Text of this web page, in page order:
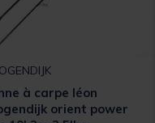
à carpe léon
orient power